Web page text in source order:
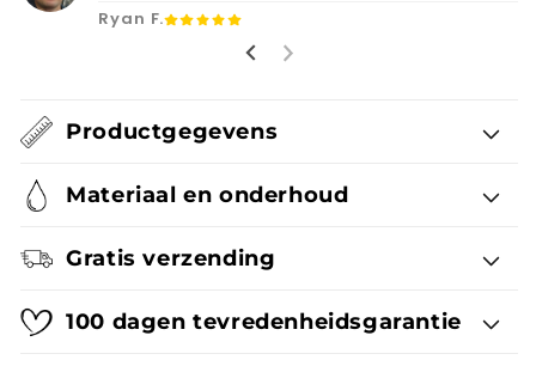
Ryan F.
Productgegevens
Materiaal en onderhoud
Gratis verzending
100 dagen tevredenheidsgarantie